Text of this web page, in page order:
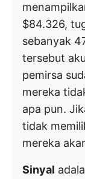
$84.326,
sebanyak
tersebut
pemirsa
mereka
apa pun.
tidak
mereka
Sinyal